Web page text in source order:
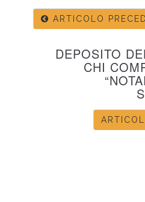
ARTICOLO
DEPOSITO
CHI